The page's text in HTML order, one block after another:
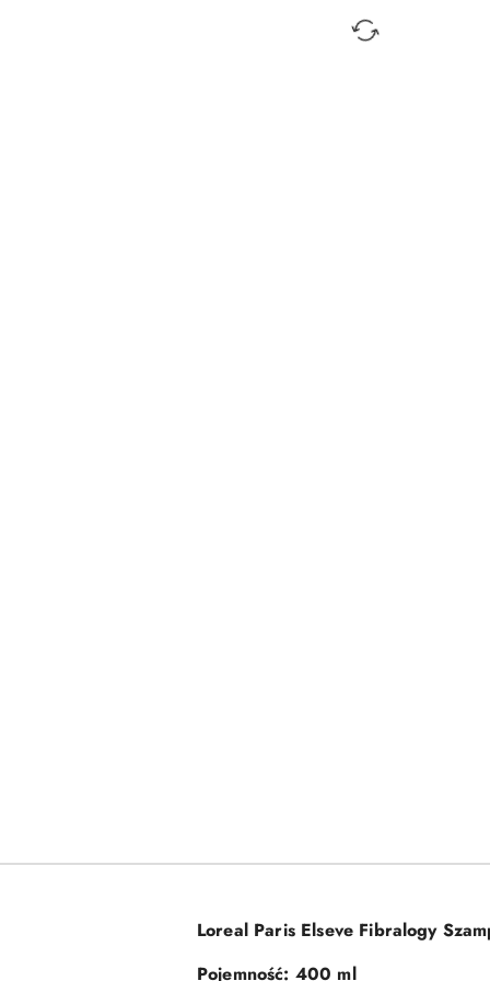
Loreal Paris Elseve Fibralogy
Pojemność: 400 ml